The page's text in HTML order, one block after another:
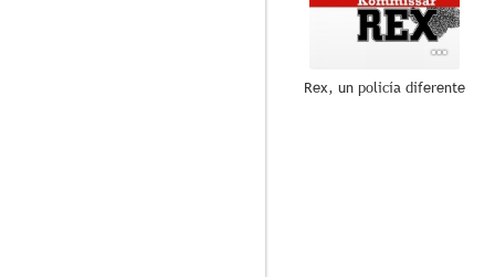
Rex, un policía diferente